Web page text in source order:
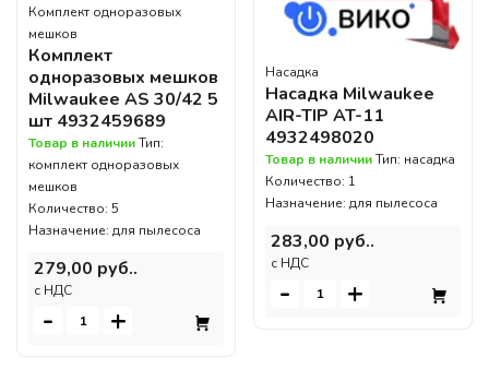
Комплект одноразовых
мешков
Комплект
одноразовых мешков
Milwaukee AS 30/42 5
шт 4932459689
Товар в наличииТип:
комплект одноразовых
мешков
Количество: 5
Назначение: для пылесоса
279,00 руб..
c НДС
- +
Насадка
Насадка Milwaukee
AIR-TIP AT-11
4932498020
Товар в наличииТип: насадка
Количество: 1
Назначение: для пылесоса
283,00 руб..
c НДС
- +